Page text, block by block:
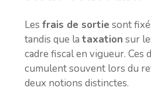
Les frais de sortie sont
tandis que la taxation sur
cadre fiscal en vigueur. Ces
cumulent souvent lors du
deux notions distinctes.